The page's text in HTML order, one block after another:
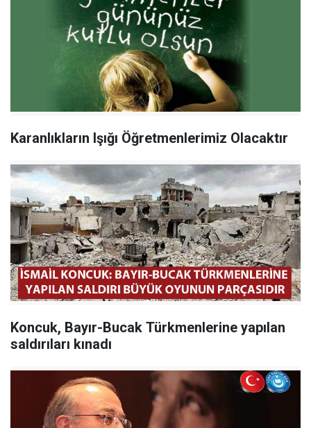
Karanlıkların Işığı Öğretmenlerimiz Olacaktır
Koncuk, Bayır-Bucak Türkmenlerine yapılan
saldırıları kınadı